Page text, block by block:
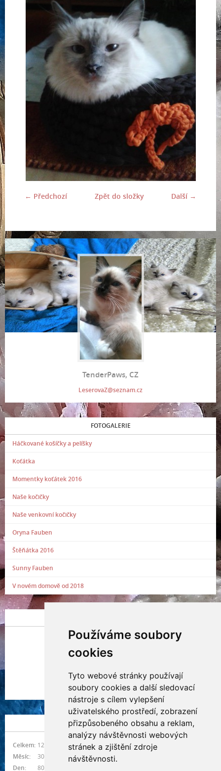
Používáme soubory
cookies
Tyto webové stránky používají
soubory cookies a další sledovací
nástroje s cílem vylepšení
uživatelského prostředí, zobrazení
přizpůsobeného obsahu a reklam,
analýzy návštěvnosti webových
stránek a zjištění zdroje
návštěvnosti.
← Předchozí Další →
Zpět do složky
TenderPaws, CZ
LeserovaZ@seznam.cz
FOTOGALERIE
Háčkované košíčky a pelíšky
Koťátka
Momentky koťátek 2016
Naše kočičky
Naše venkovní kočičky
Oryna Fauben
Štěňátka 2016
Sunny Fauben
V novém domově od 2018
Indianna Ryve
Nostra, CZ
NÁVŠTĚVNOST
Celkem: 1217364
Měsíc:
30804
Den:
801